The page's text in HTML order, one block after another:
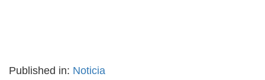
Published in: Noticia